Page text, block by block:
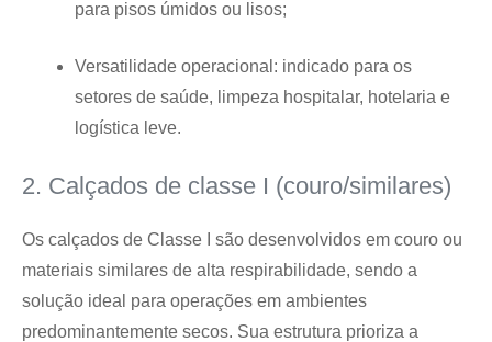
para pisos úmidos ou lisos;
Versatilidade operacional: indicado para os
setores de saúde, limpeza hospitalar, hotelaria e
logística leve.
2. Calçados de classe I (couro/similares)
Os calçados de Classe I são desenvolvidos em couro ou
materiais similares de alta respirabilidade, sendo a
solução ideal para operações em ambientes
predominantemente secos. Sua estrutura prioriza a